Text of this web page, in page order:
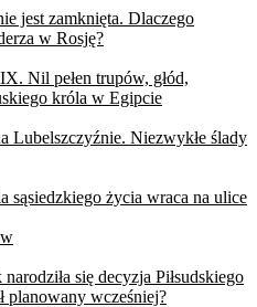
jest zamknięta. Dlaczego
w Rosję?
Nil pełen trupów, głód,
króla w Egipcie
Lubelszczyźnie. Niezwykłe ślady
sąsiedzkiego życia wraca na ulice
się decyzja Piłsudskiego
planowany wcześniej?